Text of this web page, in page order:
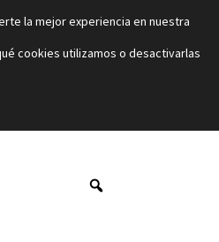
la mejor experiencia en nuestra
cookies utilizamos o desactivarlas